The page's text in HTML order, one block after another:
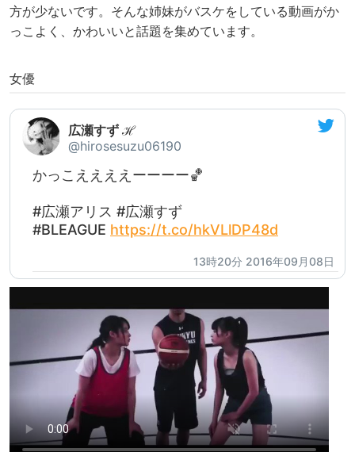
方が少ないです。そんな姉妹がバスケをしている動画がか
っこよく、かわいいと話題を集めています。
女優
広瀬すず ℋ
@hirosesuzu06190
かっこええええーーーー🏀
#広瀬アリス #広瀬すず
#BLEAGUE https://t.co/hkVLlDP48d
13時20分 2016年09月08日